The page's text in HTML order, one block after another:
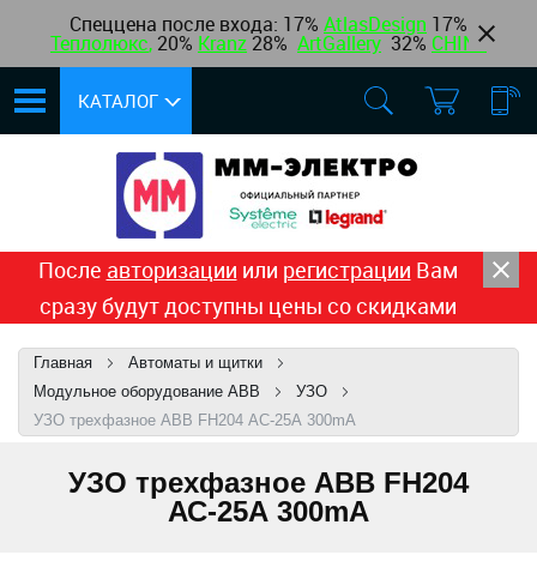
Спеццена после входа: 17% AtlasDesign 17%
Теплолюкс, 20% Kranz 28% ArtGallery 32% CHINT
КАТАЛОГ
После авторизации или регистрации Вам
сразу будут доступны цены со скидками
Главная
Автоматы и щитки
Модульное оборудование ABB
УЗО
УЗО трехфазное ABB FH204 АС-25А 300mA
УЗО трехфазное ABB FH204
АС-25А 300mA